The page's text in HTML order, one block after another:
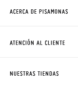
ACERCA DE PISAMONAS
CÓMO COMPRAR
ATENCIÓN AL CLIENTE
NUESTRAS TIENDAS